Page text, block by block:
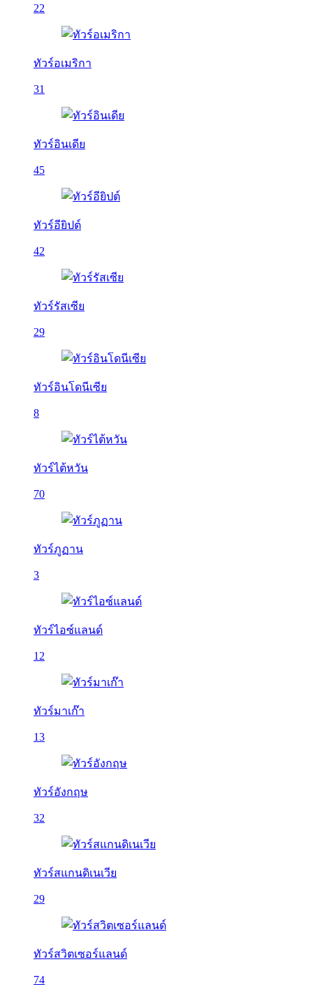
22
ทัวร์อเมริกา
31
ทัวร์อินเดีย
45
ทัวร์อียิปต์
42
ทัวร์รัสเซีย
29
ทัวร์อินโดนีเซีย
8
ทัวร์ไต้หวัน
70
ทัวร์ภูฏาน
3
ทัวร์ไอซ์แลนด์
12
ทัวร์มาเก๊า
13
ทัวร์อังกฤษ
32
ทัวร์สแกนดิเนเวีย
29
ทัวร์สวิตเซอร์แลนด์
74